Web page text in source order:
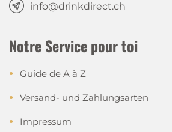
info@drinkdirect.ch
Notre Service pour toi
Guide de A à Z
Versand- und Zahlungsarten
Impressum